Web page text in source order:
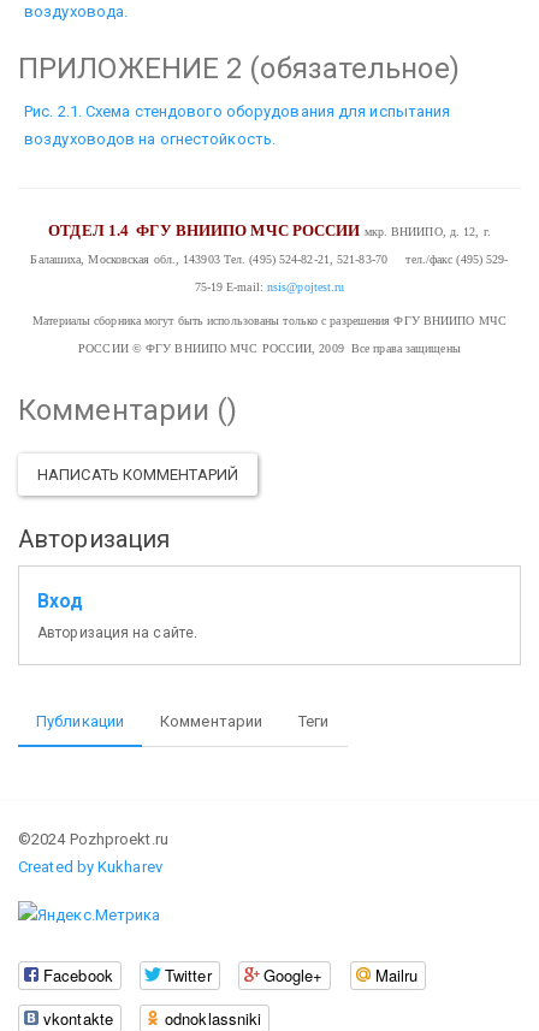
воздуховода.
ПРИЛОЖЕНИЕ 2 (обязательное)
Рис. 2.1. Схема стендового оборудования для испытания
воздуховодов на огнестойкость.
ОТДЕЛ 1.4ФГУ ВНИИПО МЧС РОССИИ мкр. ВНИИПО, д. 12, г.
Балашиха, Московская обл., 143903Тел. (495) 524-82-21, 521-83-70 тел./факс (495) 529-
75-19 E-mail: nsis@pojtest.ru
Материалы сборника могут быть использованы только с разрешения ФГУ ВНИИПО МЧС
РОССИИ© ФГУ ВНИИПО МЧС РОССИИ, 2009 Все права защищены
Комментарии ()
НАПИСАТЬ КОММЕНТАРИЙ
Авторизация
Вход
Авторизация на сайте.
Публикации Комментарии Теги
©2024 Pozhproekt.ru
Created by Kukharev
Facebook Twitter Google+
Mailru
vkontakte
odnoklassniki